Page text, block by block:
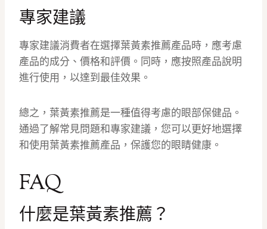
專家建議
專家建議消費者在選擇葉黃素推薦產品時，應考慮
產品的成分、價格和評價。同時，應按照產品說明
進行使用，以達到最佳效果。
總之，葉黃素推薦是一種值得考慮的眼部保健品。
通過了解常見問題和專家建議，您可以更好地選擇
和使用葉黃素推薦產品，保護您的眼睛健康。
FAQ
什麼是葉黃素推薦？